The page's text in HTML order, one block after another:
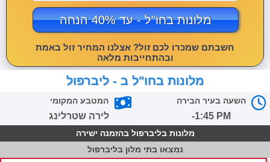
מלונות בחו"ל - עד 40% הנחה
חשבתם שמכרו לכם זול? אצלנו המחיר זול באמת
ובהתחייבות מלאה
מלונות בחו"ל ב - ליברפול
המטבע המקומי
לירה שטרלינג
השעה בעיר הבירה
-1:45 PM
מלונות בליברפול בהזמנה ישירה
נמצאובתי מלון בליברפול